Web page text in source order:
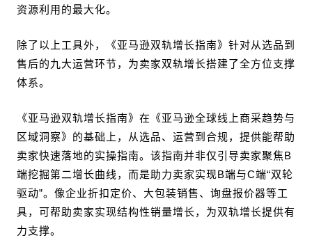
资源利用的最大化。
除了以上工具外，《亚马逊双轨增长指南》针对从选品到
售后的九大运营环节，为卖家双轨增长搭建了全方位支撑
体系。
《亚马逊双轨增长指南》在《亚马逊全球线上商采趋势与
区域洞察》的基础上，从选品、运营到合规，提供能帮助
卖家快速落地的实操指南。该指南并非仅引导卖家聚焦B
端挖掘第二增长曲线，而是助力卖家实现B端与C端“双轮
驱动”。像企业折扣定价、大包装销售、询盘报价器等工
具，可帮助卖家实现结构性销量增长，为双轨增长提供有
力支撑。